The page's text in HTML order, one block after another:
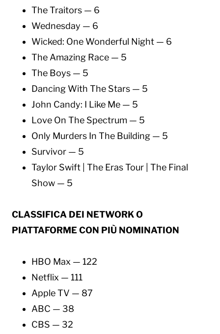
The Traitors — 6
Wednesday — 6
Wicked: One Wonderful Night — 6
The Amazing Race — 5
The Boys — 5
Dancing With The Stars — 5
John Candy: I Like Me — 5
Love On The Spectrum — 5
Only Murders In The Building — 5
Survivor — 5
Taylor Swift | The Eras Tour | The Final
Show — 5
CLASSIFICA DEI NETWORK O
PIATTAFORME CON PIÙ NOMINATION
HBO Max — 122
Netflix — 111
Apple TV — 87
ABC — 38
CBS — 32